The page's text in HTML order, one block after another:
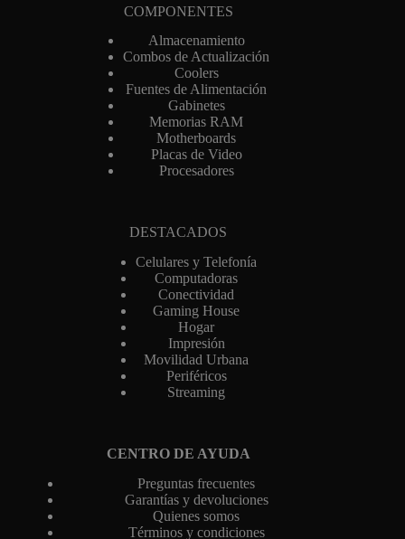
COMPONENTES
Almacenamiento
Combos de Actualización
Coolers
Fuentes de Alimentación
Gabinetes
Memorias RAM
Motherboards
Placas de Video
Procesadores
DESTACADOS
Celulares y Telefonía
Computadoras
Conectividad
Gaming House
Hogar
Impresión
Movilidad Urbana
Periféricos
Streaming
CENTRO DE AYUDA
Preguntas frecuentes
Garantías y devoluciones
Quienes somos
Términos y condiciones